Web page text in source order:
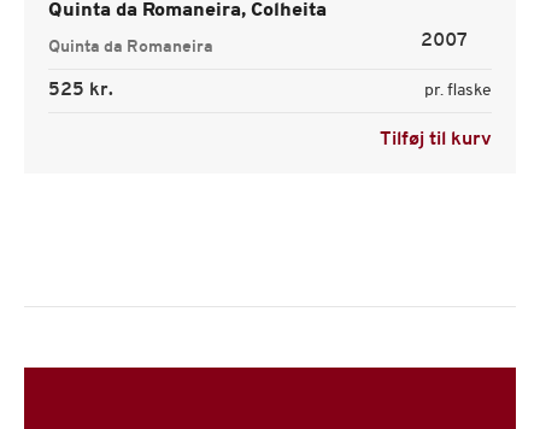
Quinta da Romaneira, Colheita
Quinta da Romaneira 2007
525 kr. pr. flaske
Tilføj til kurv